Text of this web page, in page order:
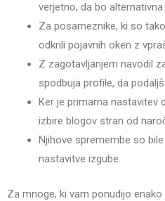
verjetno, da bo
Za posameznike, ki so
odkrili pojavnih oken z
Z zagotavljanjem navodil
spodbuja profile, da
Ker je primarna nastavitev
izbire blogov stran od
Njihove spremembe so
nastavitve izgube.
Za mnoge, ki vam ponudijo